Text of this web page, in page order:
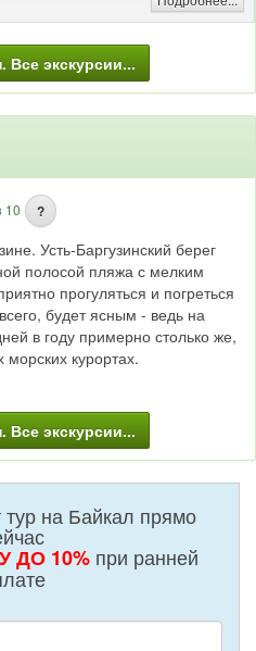
Все экскурсии...
10 ?
Усть-Баргузинский берег
полосой пляжа с мелким
прогуляться и погреться
будет ясным - ведь на
в году примерно столько же,
курортах.
Все экскурсии...
тур на Байкал прямо
ДО 10% при ранней